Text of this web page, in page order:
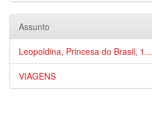
Assunto
Leopoldina, Princesa do Brasil, 1...
VIAGENS